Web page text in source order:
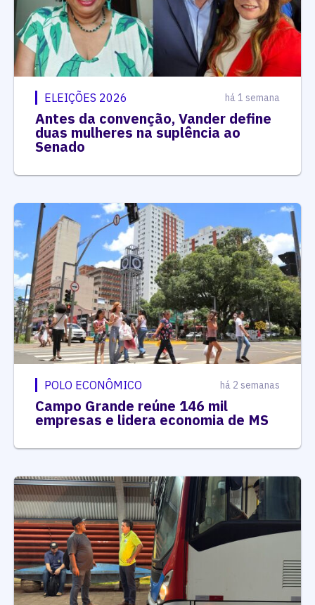
ELEIÇÕES 2026 há 1 semana
Antes da convenção, Vander define
duas mulheres na suplência ao
Senado
POLO ECONÔMICO há 2 semanas
Campo Grande reúne 146 mil
empresas e lidera economia de MS